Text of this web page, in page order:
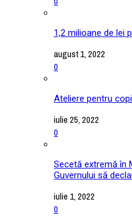
1,2 milioane de lei
august 1, 2022
0
Ateliere pentru
iulie 25, 2022
0
Secetă extremă în
Guvernului să
iulie 1, 2022
0